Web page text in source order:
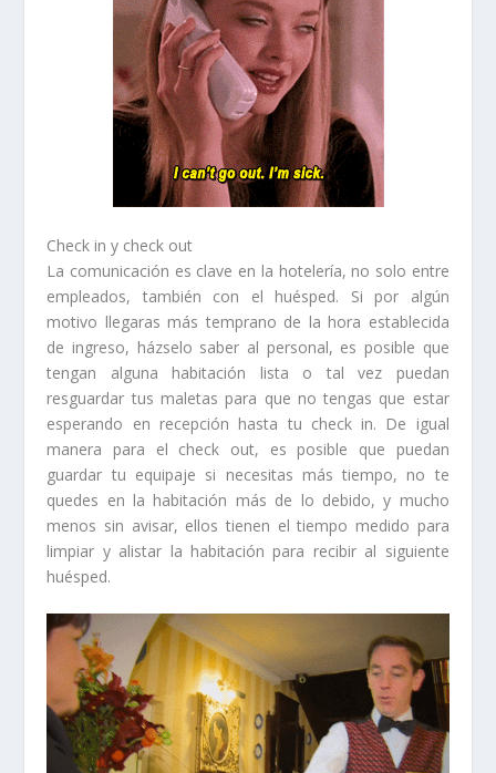
Check in y check out
La comunicación es clave en la hotelería, no solo entre
empleados, también con el huésped. Si por algún
motivo llegaras más temprano de la hora establecida
de ingreso, házselo saber al personal, es posible que
tengan alguna habitación lista o tal vez puedan
resguardar tus maletas para que no tengas que estar
esperando en recepción hasta tu check in. De igual
manera para el check out, es posible que puedan
guardar tu equipaje si necesitas más tiempo, no te
quedes en la habitación más de lo debido, y mucho
menos sin avisar, ellos tienen el tiempo medido para
limpiar y alistar la habitación para recibir al siguiente
huésped.